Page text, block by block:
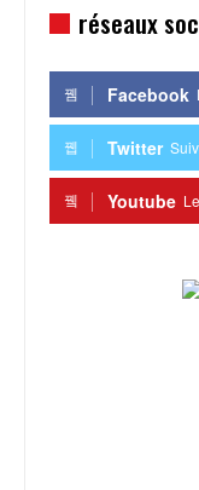
réseaux
Facebook
Twitter
Youtube